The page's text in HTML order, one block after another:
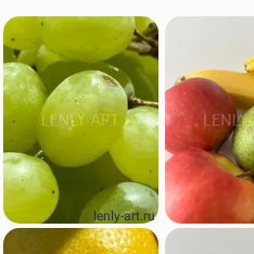
lenly-art.ru